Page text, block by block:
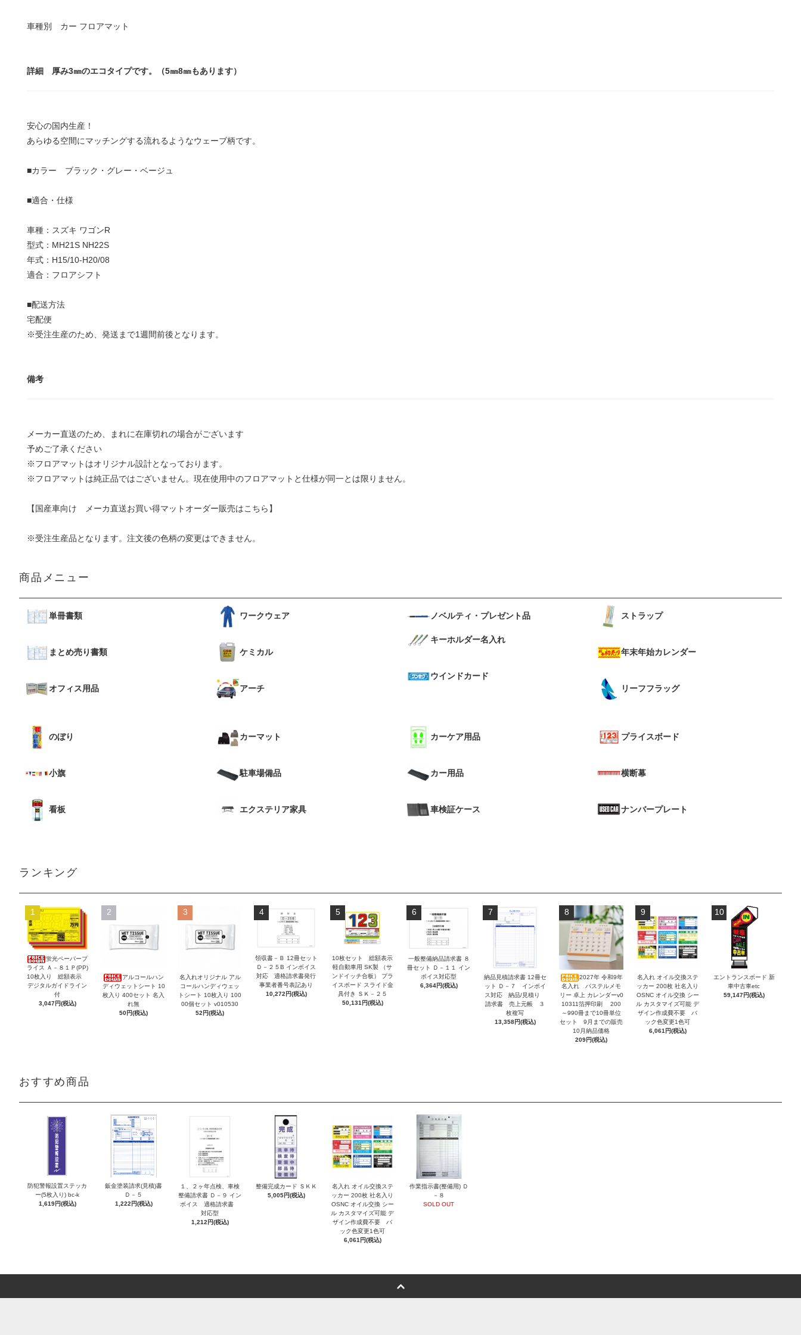
車種別 カー フロアマット
詳細 厚み3㎜のエコタイプです。（5㎜8㎜もあります）
安心の国内生産！
あらゆる空間にマッチングする流れるようなウェーブ柄です。
■カラー ブラック・グレー・ベージュ
■適合・仕様
車種：スズキ ワゴンR
型式：MH21S NH22S
年式：H15/10-H20/08
適合：フロアシフト
■配送方法
宅配便
※受注生産のため、発送まで1週間前後となります。
備考
メーカー直送のため、まれに在庫切れの場合がございます
予めご了承ください
※フロアマットはオリジナル設計となっております。
※フロアマットは純正品ではございません。現在使用中のフロアマットと仕様が同一とは限りません。
【国産車向け メーカ直送お買い得マットオーダー販売はこちら】
※受注生産品となります。注文後の色柄の変更はできません。
商品メニュー
単冊書類
まとめ売り書類
オフィス用品
ワークウェア
ケミカル
アーチ
ノベルティ・プレゼント品
キーホルダー名入れ
ウインドカード
ストラップ
年末年始カレンダー
リーフフラッグ
のぼり
小旗
看板
カーマット
駐車場備品
エクステリア家具
カーケア用品
カー用品
車検証ケース
プライスボード
横断幕
ナンバープレート
ランキング
1
蛍光ペーパープ
ライス Ａ－８１Ｐ(PP)
10枚入り 総額表示
デジタルガイドライン
付
3,047円(税込)
2
アルコールハン
ディウェットシート 10
枚入り 400セット 名入
れ無
50円(税込)
3
名入れオリジナル アル
コールハンディウェッ
トシート 10枚入り 100
00個セット v010530
52円(税込)
4
領収書－Ｂ 12冊セット
Ｄ－２５B インボイス
対応 適格請求書発行
事業者番号表記あり
10,272円(税込)
5
10枚セット 総額表示
軽自動車用 SK製 （サ
ンドイッチ合板） プラ
イスボード スライド金
具付き ＳＫ－２５
50,131円(税込)
6
一般整備納品請求書 ８
冊セット Ｄ－１１ イン
ボイス対応型
6,364円(税込)
7
納品見積請求書 12冊セ
ット Ｄ－７ インボイ
ス対応 納品/見積り
請求書 売上元帳 ３
枚複写
13,358円(税込)
8
2027年 令和9年
名入れ パステルメモ
リー 卓上 カレンダーv0
10311箔押印刷 200
～990冊まで10冊単位
セット 9月までの販売
10月納品価格
209円(税込)
9
名入れ オイル交換ステ
ッカー 200枚 社名入り
OSNC オイル交換 シー
ル カスタマイズ可能 デ
ザイン作成費不要 バ
ック色変更1色可
6,061円(税込)
10
エントランスボード 新
車中古車etc
59,147円(税込)
おすすめ商品
防犯警報設置ステッカ
ー(5枚入り) bc-k
1,619円(税込)
鈑金塗装請求(見積)書
Ｄ－５
1,222円(税込)
１、２ヶ年点検、車検
整備請求書 Ｄ－９ イン
ボイス 適格請求書
対応型
1,212円(税込)
整備完成カード ＳＫＫ
5,005円(税込)
名入れ オイル交換ステ
ッカー 200枚 社名入り
OSNC オイル交換 シー
ル カスタマイズ可能 デ
ザイン作成費不要 バ
ック色変更1色可
6,061円(税込)
作業指示書(整備用) Ｄ
－８
SOLD OUT